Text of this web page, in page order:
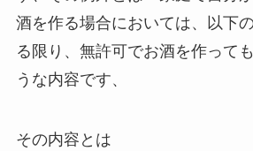
酒を作る場合においては、以下
る限り、無許可でお酒を作って
うな内容です、
その内容とは